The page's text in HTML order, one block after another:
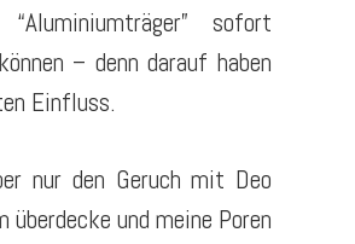
sofort
– denn darauf haben
Einfluss.
nur den Geruch mit Deo
überdecke und meine Poren